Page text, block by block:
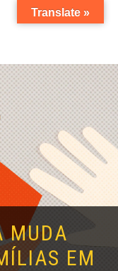
MUDA
EM
Translate »